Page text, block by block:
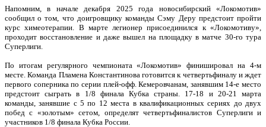
Напомним, в начале декабря 2025 года новосибирский «Локомотив»
сообщил о том, что доигровщику команды Сэму Деру предстоит пройти
курс химеотерапии. В марте легионер присоединился к «Локомотиву»,
проходит восстановление и даже вышел на площадку в матче 30-го тура
Суперлиги.
По итогам регулярного чемпионата «Локомотив» финишировал на 4-м
месте. Команда Пламена Константинова готовится к четвертьфиналу и ждет
первого соперника по серии плей-офф. Кемеровчанам, занявшим 14-е место
предстоит сыграть в 1/8 финала Кубка страны. 17-18 и 20-21 марта
команды, занявшие с 5 по 12 места в квалификационных сериях до двух
побед с «золотым» сетом, определят четвертьфиналистов Суперлиги и
участников 1/8 финала Кубка России.